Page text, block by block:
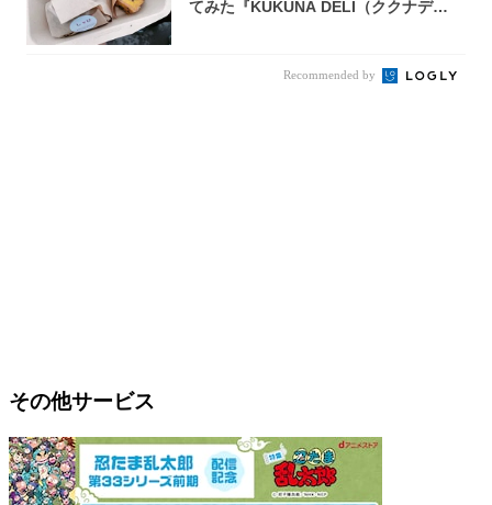
てみた『KUKUNA DELI（ククナデ
Recommended by
その他サービス